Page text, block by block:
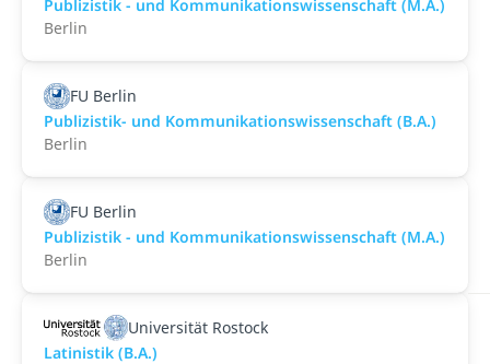
Publizistik - und Kommunikationswissenschaft (M.A.)
Berlin
FU Berlin
Publizistik- und Kommunikationswissenschaft (B.A.)
Berlin
FU Berlin
Publizistik - und Kommunikationswissenschaft (M.A.)
Berlin
Universität Rostock
Latinistik (B.A.)